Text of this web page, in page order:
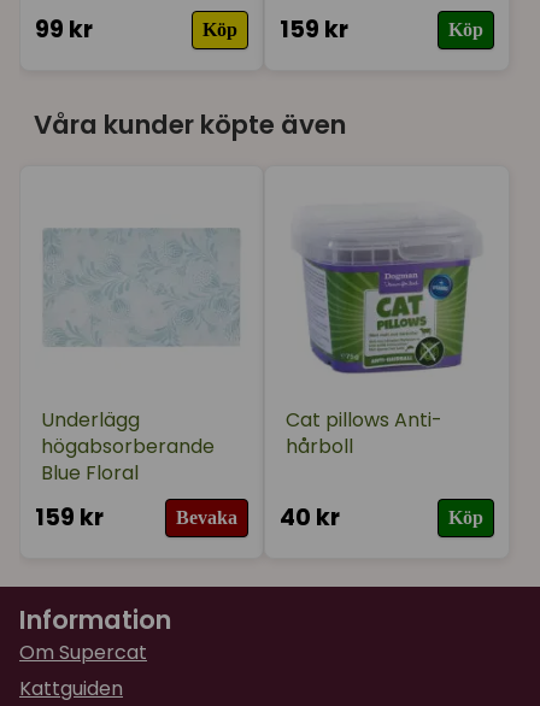
99 kr Köp 159 kr Köp
Våra kunder köpte även
Underlägg
högabsorberande
Blue Floral
159 kr Bevaka
Cat pillows Anti-
hårboll
40 kr Köp
Information
Om Supercat
Kattguiden